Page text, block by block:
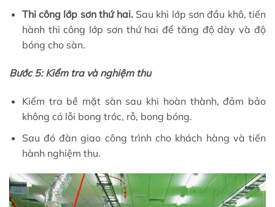
Thi công lớp sơn thứ hai. Sau khi lớp sơn đầu khô, tiến
hành thi công lớp sơn thứ hai để tăng độ dày và độ
bóng cho sàn.
Bước 5: Kiểm tra và nghiệm thu
Kiểm tra bề mặt sàn sau khi hoàn thành, đảm bảo
không có lỗi bong tróc, rỗ, bong bóng.
Sau đó đàn giao công trình cho khách hàng và tiến
hành nghiệm thu.